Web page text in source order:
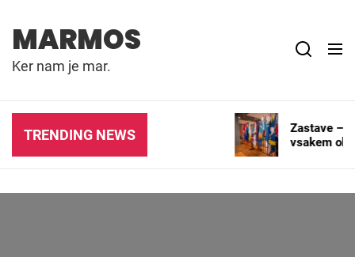
content
MARMOS
Ker nam je mar.
TRENDING NEWS
in promocijske
Zastave –
vsakem